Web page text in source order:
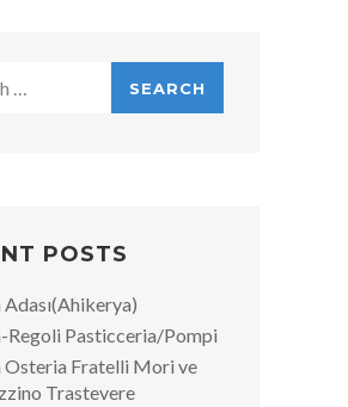
POSTS
Regoli Pasticceria/Pompi
Osteria Fratelli Mori ve
Trastevere